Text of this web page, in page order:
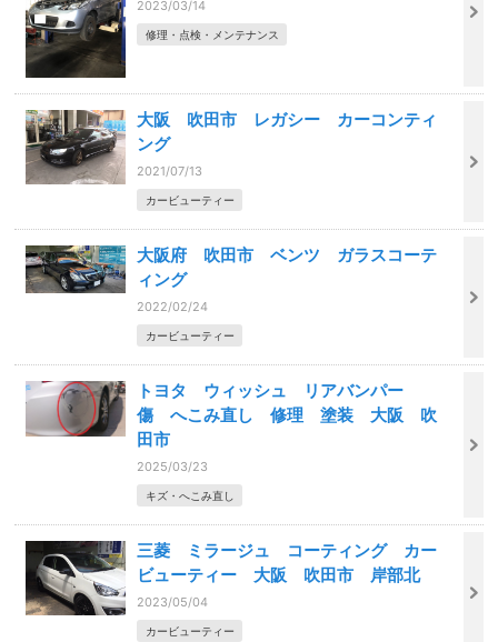
2023/03/14
修理・点検・メンテナンス
大阪 吹田市 レガシー カーコンティ
ング
2021/07/13
カービューティー
大阪府 吹田市 ベンツ ガラスコーテ
ィング
2022/02/24
カービューティー
トヨタ ウィッシュ リアバンパー
傷 へこみ直し 修理 塗装 大阪 吹
田市
2025/03/23
キズ・へこみ直し
三菱 ミラージュ コーティング カー
ビューティー 大阪 吹田市 岸部北
2023/05/04
カービューティー